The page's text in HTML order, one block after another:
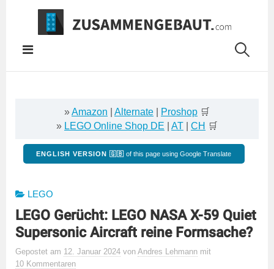
Springe
Inhalt
»Amazon Alternate Proshop 🛒
» LEGO Online Shop DE AT CH 🛒
ENGLISH VERSION 🇬🇧 of this page using Google Translate
LEGO
LEGO Gerücht: LEGO NASA X-59 Quiet
Supersonic Aircraft reine Formsache?
Gepostet am 12. Januar 2024 von Andres Lehmann mit
10 Kommentaren